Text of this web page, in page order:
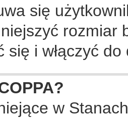
się
rozmiar
się i włączyć
w